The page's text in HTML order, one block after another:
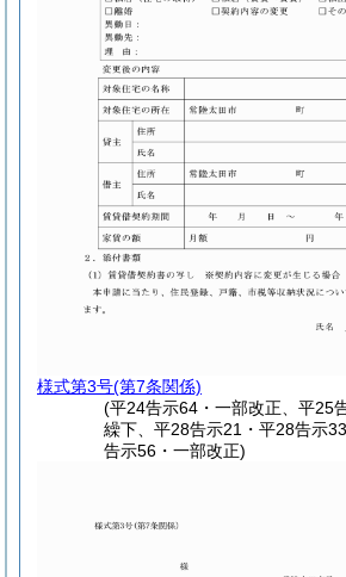
様式第3号(第7条関係)
(平24告示64・一部改正、平25
繰下、平28告示21・平28告示
告示56・一部改正)